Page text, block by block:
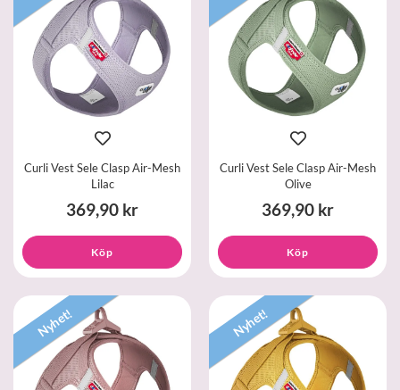
Curli Vest Sele Clasp Air-Mesh
Lilac
369,90 kr
Köp
Curli Vest Sele Clasp Air-Mesh
Olive
369,90 kr
Köp
Nyhet! Nyhet!